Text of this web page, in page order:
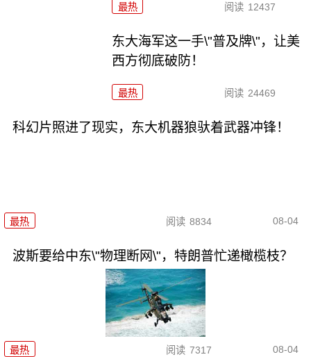
最热 阅读 12437
东大海军这一手\"普及牌\"，让美
西方彻底破防！
最热 阅读 24469
科幻片照进了现实，东大机器狼驮着武器冲锋！
最热 阅读 8834 08-04
波斯要给中东\"物理断网\"，特朗普忙递橄榄枝？
最热 阅读 7317 08-04